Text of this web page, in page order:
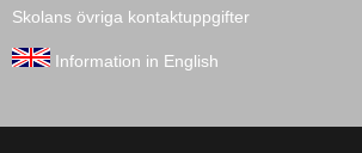
Skolans övriga kontaktuppgifter
Information in English